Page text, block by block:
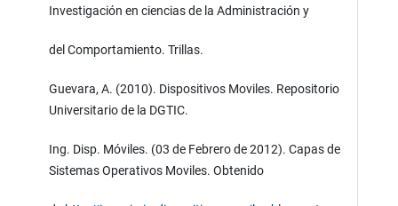
Investigación en ciencias de la Administración y
del Comportamiento. Trillas.
Guevara, A. (2010). Dispositivos Moviles. Repositorio
Universitario de la DGTIC.
Ing. Disp. Móviles. (03 de Febrero de 2012). Capas de
Sistemas Operativos Moviles. Obtenido